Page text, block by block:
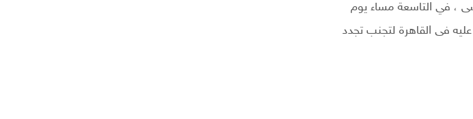
، في التاسعة مساء يوم
عليه فى القاهرة لتجنب تجدد